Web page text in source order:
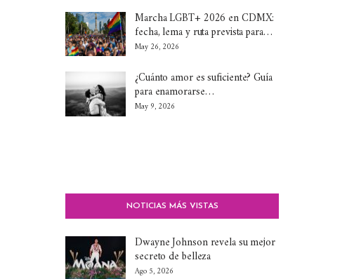
Marcha LGBT+ 2026 en CDMX:
fecha, lema y ruta prevista para…
May 26, 2026
¿Cuánto amor es suficiente? Guía
para enamorarse…
May 9, 2026
NOTICIAS MÁS VISTAS
Dwayne Johnson revela su mejor
secreto de belleza
Ago 5, 2026